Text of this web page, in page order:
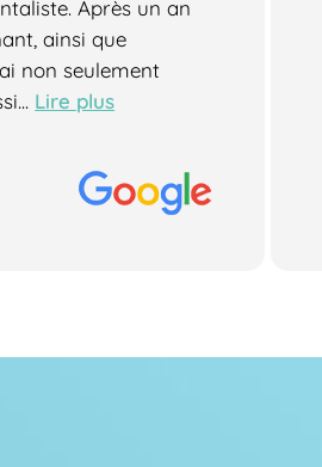
Après un an
ainsi que
non seulement
Lire plus